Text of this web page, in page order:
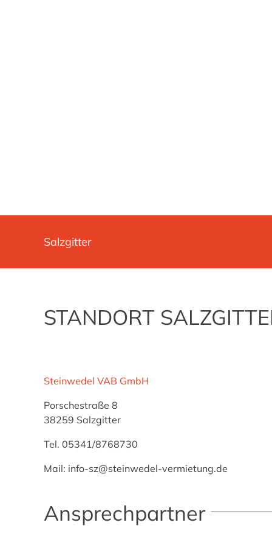
Salzgitter
STANDORT
Steinwedel VAB GmbH
Porschestraße 8
38259 Salzgitter
Tel. 05341/8768730
Mail: info-sz@steinwedel-vermietung.de
Ansprechpartner